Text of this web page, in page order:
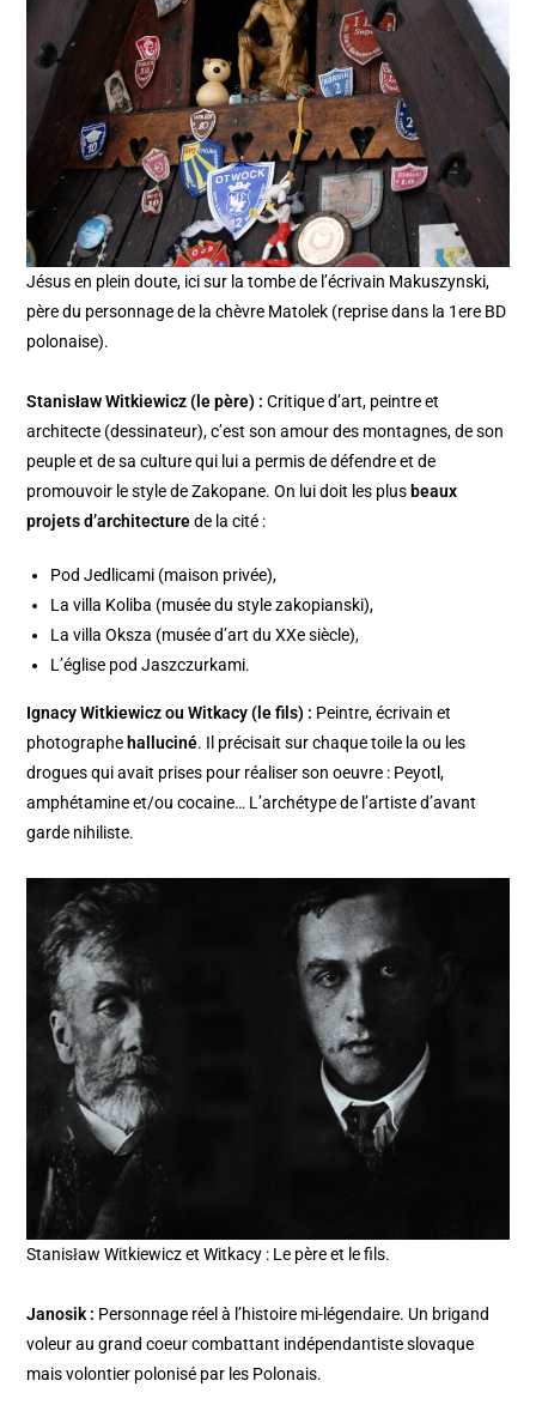
Jésus en plein doute, ici sur la tombe de l’écrivain Makuszynski,
père du personnage de la chèvre Matolek (reprise dans la 1ere BD
polonaise).
Stanisław Witkiewicz (le père) : Critique d’art, peintre et
architecte (dessinateur), c’est son amour des montagnes, de son
peuple et de sa culture qui lui a permis de défendre et de
promouvoir le style de Zakopane. On lui doit les plus beaux
projets d’architecturede la cité :
Pod Jedlicami (maison privée),
La villa Koliba (musée du style zakopianski),
La villa Oksza (musée d’art du XXe siècle),
L’église pod Jaszczurkami.
Ignacy Witkiewicz ou Witkacy (le fils) : Peintre, écrivain et
photographe halluciné. Il précisait sur chaque toile la ou les
drogues qui avait prises pour réaliser son oeuvre : Peyotl,
amphétamine et/ou cocaine… L’archétype de l’artiste d’avant
garde nihiliste.
Stanisław Witkiewicz et Witkacy : Le père et le fils.
Janosik : Personnage réel à l’histoire mi-légendaire. Un brigand
voleur au grand coeur combattant indépendantiste slovaque
mais volontier polonisé par les Polonais.